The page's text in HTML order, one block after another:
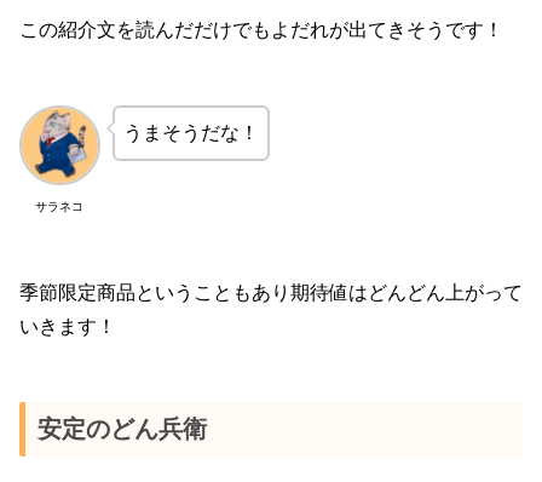
この紹介文を読んだだけでもよだれが出てきそうです！
サラネコ
うまそうだな！
季節限定商品ということもあり期待値はどんどん上がって
いきます！
安定のどん兵衛